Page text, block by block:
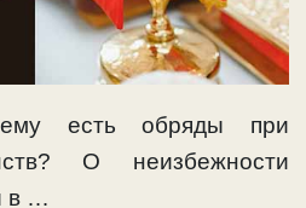
есть обряды при
О неизбежности
в …